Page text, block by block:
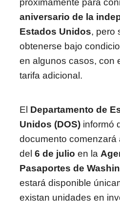
próximamente para
aniversario de la
Estados Unidos, pero
obtenerse bajo
en algunos casos, con
tarifa adicional.
El Departamento de
Unidos (DOS) informó
documento comenzará
del 6 de julio en la
Pasaportes de
estará disponible
existan unidades en